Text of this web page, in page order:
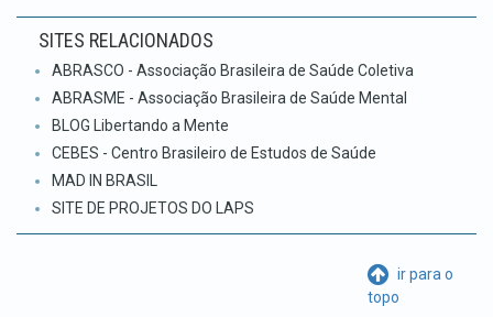
SITES RELACIONADOS
ABRASCO - Associação Brasileira de Saúde Coletiva
ABRASME - Associação Brasileira de Saúde Mental
BLOG Libertando a Mente
CEBES - Centro Brasileiro de Estudos de Saúde
MAD IN BRASIL
SITE DE PROJETOS DO LAPS
ir para o
topo